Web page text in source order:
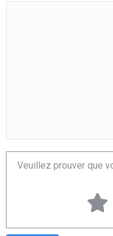
Veuillez prouver que